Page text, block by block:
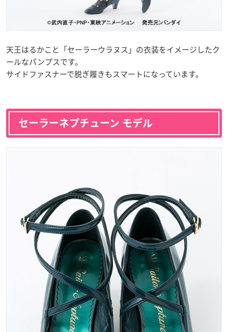
天王はるかこと「セーラーウラヌス」の衣装をイメージしたク
ールなパンプスです。
サイドファスナーで脱ぎ履きもスマートになっています。
セーラーネプチューン モデル